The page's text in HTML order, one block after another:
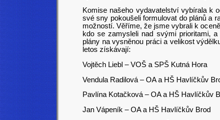
Komise našeho vydavatelství vybírala k
své sny pokoušeli formulovat do plánů a
možností. Věříme, že jsme vybrali k
kdo se zamysleli nad svými prioritami,
plány na vysněnou práci a velikost
letos získávají:
Vojtěch Liebl – VOŠ a SPŠ Kutná Hora
Vendula Radilová – OA a HŠ Havlíčkův
Pavlína Kotačková – OA a HŠ Havlíčkův
Jan Vápeník – OA a HŠ Havlíčkův Brod